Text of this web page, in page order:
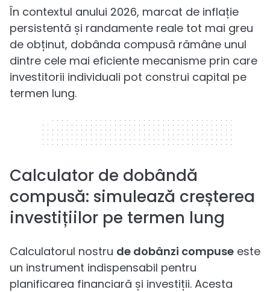
În contextul anului 2026, marcat de inflație
persistentă și randamente reale tot mai greu
de obținut, dobânda compusă rămâne unul
dintre cele mai eficiente mecanisme prin care
investitorii individuali pot construi capital pe
termen lung.
320 x 50
Calculator de dobândă
compusă: simulează creșterea
investițiilor pe termen lung
Calculatorul nostru de dobânzi compuse este
un instrument indispensabil pentru
planificarea financiară și investiții. Acesta